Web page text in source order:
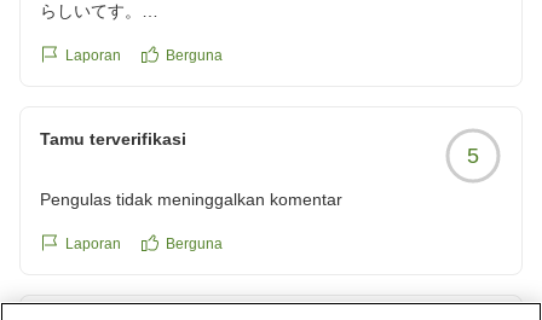
らしいてす。
なりますので、宜しくお願いします。
Laporan Berguna
Tamu terverifikasi
5
Pengulas tidak meninggalkan komentar
Laporan Berguna